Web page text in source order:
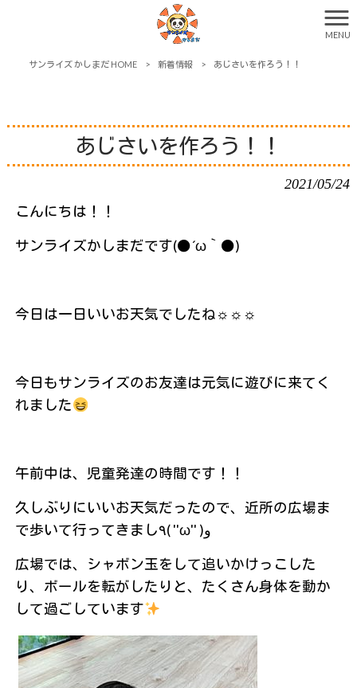
MENU
サンライズ かしまだ HOME > 新着情報 > あじさいを作ろう！！
あじさいを作ろう！！
2021/05/24
こんにちは！！
サンライズかしまだです(●´ω｀●)
今日は一日いいお天気でしたね☼☼☼
今日もサンライズのお友達は元気に遊びに来てく
れました
午前中は、児童発達の時間です！！
久しぶりにいいお天気だったので、近所の広場ま
で歩いて行ってきまし٩( ''ω'' )و
広場では、シャボン玉をして追いかけっこした
り、ボールを転がしたりと、たくさん身体を動か
して過ごしています